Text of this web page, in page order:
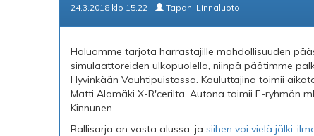
24.3.2018 klo 15.22 - Tapani Linnaluoto
Haluamme tarjota harrastajille mahdollisuuden
simulaattoreiden ulkopuolella, niinpä päätimme
Hyvinkään Vauhtipuistossa. Kouluttajina toimii
Matti Alamäki X-R'cerilta. Autona toimii F-ryhmän
Kinnunen.
Rallisarja on vasta alussa, ja siihen voi vielä jälki-